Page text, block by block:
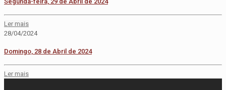
Ler mais
28/04/2024
Domingo, 28 de Abril de 2024
Ler mais